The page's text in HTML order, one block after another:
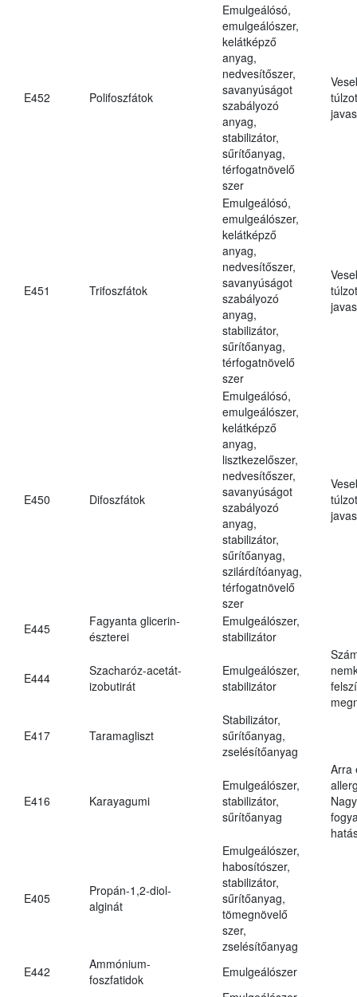
E452 Polifoszfátok
Emulgeálósó,
emulgeálószer,
kelátképző
anyag,
nedvesítőszer,
savanyúságot
szabályozó
anyag,
stabilizátor,
sűrítőanyag,
térfogatnövelő
szer
E451 Trifoszfátok
Emulgeálósó,
emulgeálószer,
kelátképző
anyag,
nedvesítőszer,
savanyúságot
szabályozó
anyag,
stabilizátor,
sűrítőanyag,
térfogatnövelő
szer
E450 Difoszfátok
Emulgeálósó,
emulgeálószer,
kelátképző
anyag,
lisztkezelőszer,
nedvesítőszer,
savanyúságot
szabályozó
anyag,
stabilizátor,
sűrítőanyag,
szilárdítóanyag,
térfogatnövelő
szer
E445
Fagyanta glicerin-
észterei
Emulgeálószer,
stabilizátor
E444
Szacharóz-acetát-
izobutirát
Emulgeálószer,
stabilizátor
E417 Taramagliszt
Stabilizátor,
sűrítőanyag,
zselésítőanyag
E416 Karayagumi
Emulgeálószer,
stabilizátor,
sűrítőanyag
Arra
E405
Propán-1,2-diol-
alginát
Emulgeálószer,
habosítószer,
stabilizátor,
sűrítőanyag,
tömegnövelő
szer,
zselésítőanyag
E442
Ammónium-
foszfatidok
Emulgeálószer